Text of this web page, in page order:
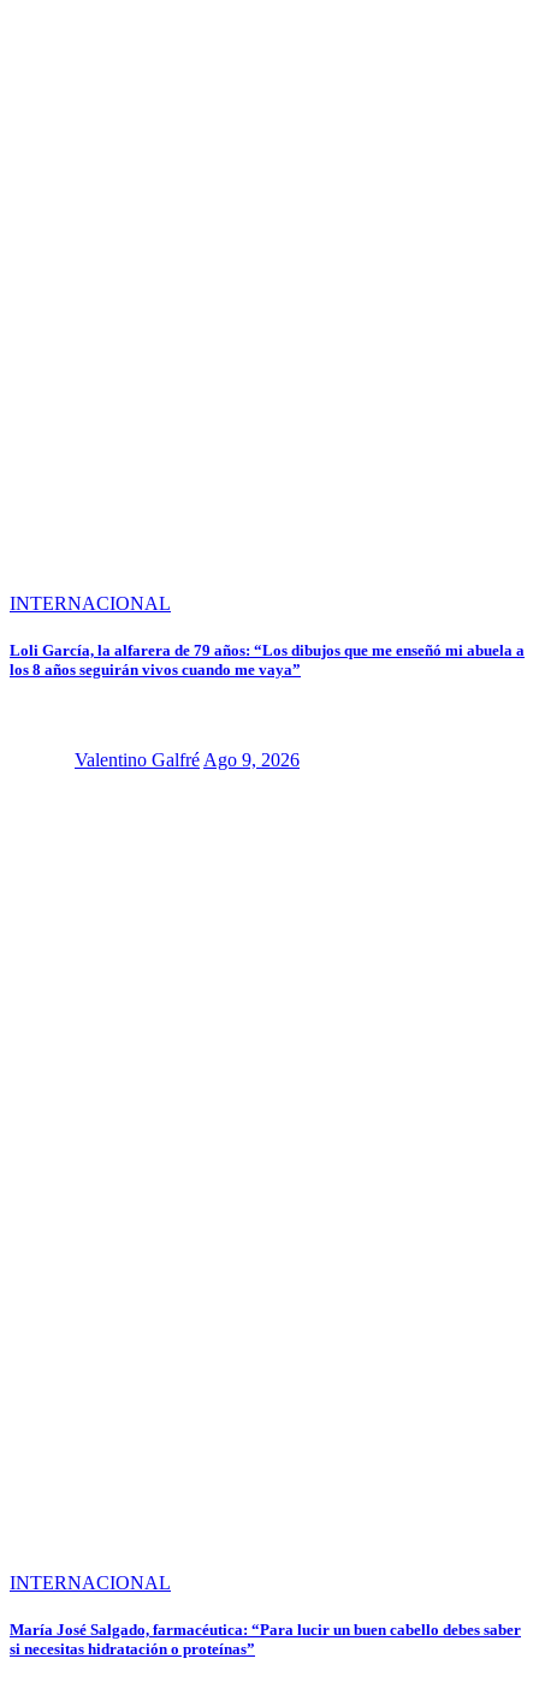
INTERNACIONAL
Loli García, la alfarera de 79 años: “Los dibujos que me enseñó mi abuela a
los 8 años seguirán vivos cuando me vaya”
Valentino Galfré Ago 9, 2026
INTERNACIONAL
María José Salgado, farmacéutica: “Para lucir un buen cabello debes saber
si necesitas hidratación o proteínas”